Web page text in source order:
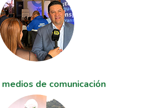
de comunicación